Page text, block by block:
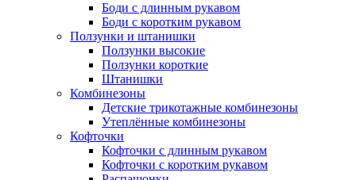
Боди с длинным рукавом
Боди с коротким рукавом
Ползунки и штанишки
Ползунки высокие
Ползунки короткие
Штанишки
Комбинезоны
Детские трикотажные комбинезоны
Утеплённые комбинезоны
Кофточки
Кофточки с длинным рукавом
Кофточки с коротким рукавом